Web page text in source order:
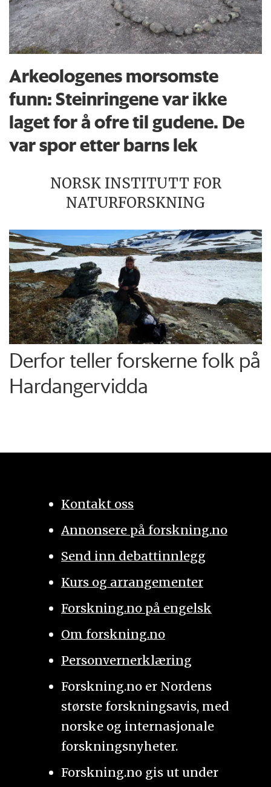
Arkeologenes morsomste
funn: Steinringene var ikke
laget for å ofre til gudene. De
var spor etter barns lek
NORSK INSTITUTT FOR
NATURFORSKNING
Derfor teller forskerne folk på
Hardangervidda
Kontakt oss
Annonsere på forskning.no
Send inn debattinnlegg
Kurs og arrangementer
Forskning.no på engelsk
Om forskning.no
Personvernerklæring
Forskning.no er Nordens
største forskningsavis, med
norske og internasjonale
forskningsnyheter.
Forskning.no gis ut under